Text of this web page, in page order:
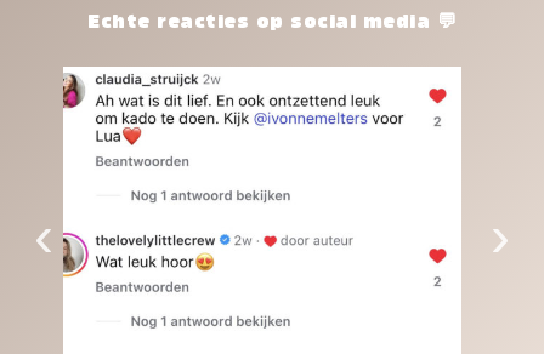
het waard.Echte reacties op social media 💬
‹ ›